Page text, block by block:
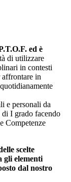
ed è
di utilizzare
in contesti
in
e personali da
di I grado facendo
Competenze
scelte
gli elementi
dal nostro